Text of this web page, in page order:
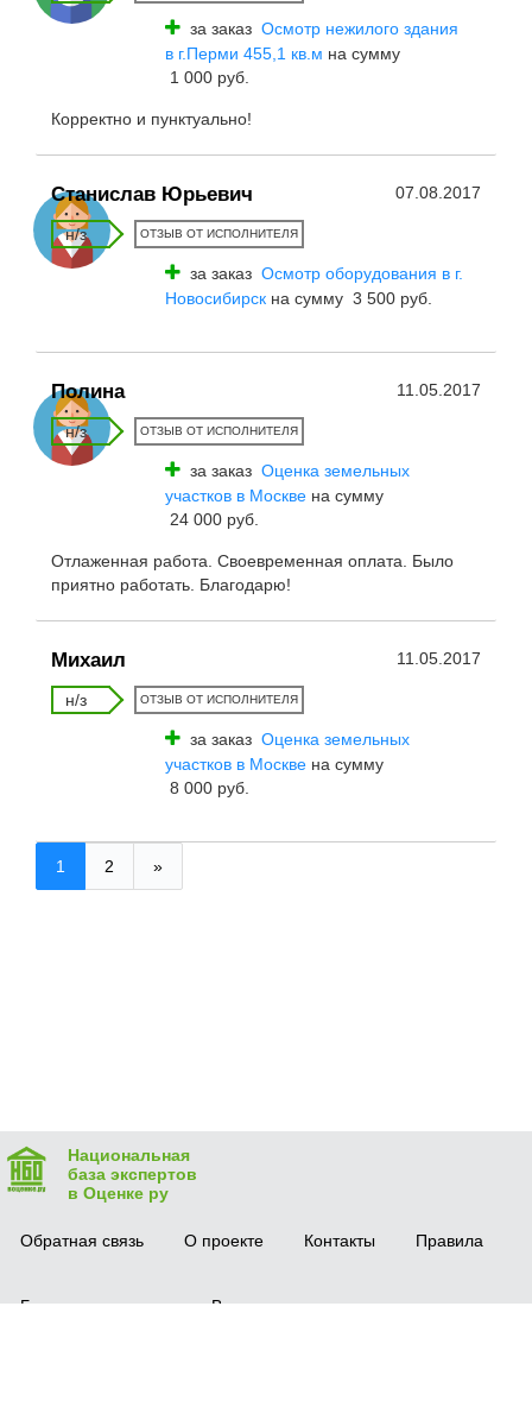
за заказ Осмотр нежилого здания
в г.Перми 455,1 кв.м на сумму
1 000 руб.
Корректно и пунктуально!
Станислав Юрьевич 07.08.2017
н/з ОТЗЫВ ОТ ИСПОЛНИТЕЛЯ
за заказ Осмотр оборудования в г.
Новосибирск на сумму 3 500 руб.
Полина 11.05.2017
н/з ОТЗЫВ ОТ ИСПОЛНИТЕЛЯ
за заказ Оценка земельных
участков в Москве на сумму
24 000 руб.
Отлаженная работа. Своевременная оплата. Было
приятно работать. Благодарю!
Михаил 11.05.2017
н/з ОТЗЫВ ОТ ИСПОЛНИТЕЛЯ
за заказ Оценка земельных
участков в Москве на сумму
8 000 руб.
1 2 »
Национальная
база экспертов
в Оценке ру
Обратная связь О проекте Контакты Правила
Безопасная сделка Вопрос-ответ